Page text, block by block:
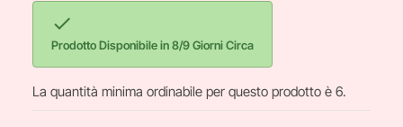

Prodotto Disponibile in 8/9 Giorni Circa
La quantità minima ordinabile per questo prodotto è 6.